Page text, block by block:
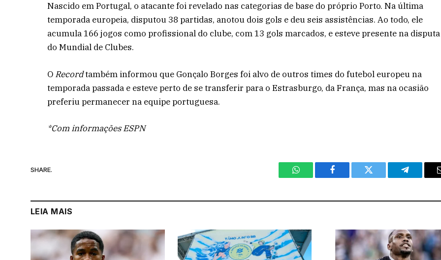
Nascido em Portugal, o atacante foi revelado nas categorias de base do próprio Porto. Na última
temporada europeia, disputou 38 partidas, anotou dois gols e deu seis assistências. Ao todo, ele
acumula 166 jogos como profissional do clube, com 13 gols marcados, e esteve presente na disputa
do Mundial de Clubes.
O Recordtambém informou que Gonçalo Borges foi alvo de outros times do futebol europeu na
temporada passada e esteve perto de se transferir para o Estrasburgo, da França, mas na ocasião
preferiu permanecer na equipe portuguesa.
*Com informações ESPN
SHARE.
WhatsAppFacebook Twitter Telegram
LEIA MAIS